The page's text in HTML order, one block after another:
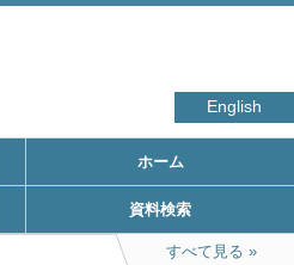
English
ホーム
資料検索
すべて見る